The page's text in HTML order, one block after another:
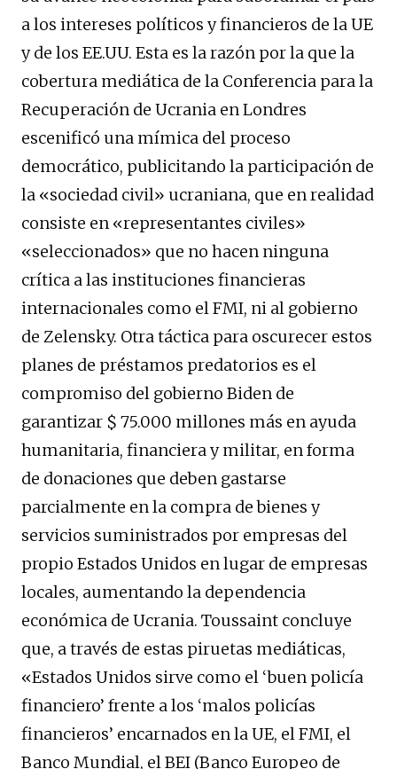
a los intereses políticos y financieros de la UE
y de los EE.UU. Esta es la razón por la que la
cobertura mediática de la Conferencia para la
Recuperación de Ucrania en Londres
escenificó una mímica del proceso
democrático, publicitando la participación de
la «sociedad civil» ucraniana, que en realidad
consiste en «representantes civiles»
«seleccionados» que no hacen ninguna
crítica a las instituciones financieras
internacionales como el FMI, ni al gobierno
de Zelensky. Otra táctica para oscurecer estos
planes de préstamos predatorios es el
compromiso del gobierno Biden de
garantizar $ 75.000 millones más en ayuda
humanitaria, financiera y militar, en forma
de donaciones que deben gastarse
parcialmente en la compra de bienes y
servicios suministrados por empresas del
propio Estados Unidos en lugar de empresas
locales, aumentando la dependencia
económica de Ucrania. Toussaint concluye
que, a través de estas piruetas mediáticas,
«Estados Unidos sirve como el ‘buen policía
financiero’ frente a los ‘malos policías
financieros’ encarnados en la UE, el FMI, el
Banco Mundial, el BEI (Banco Europeo de